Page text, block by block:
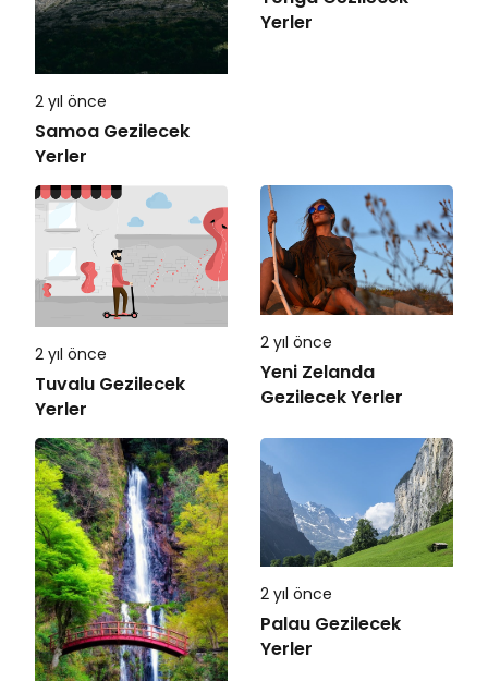
2 yıl önce
Samoa Gezilecek
Yerler
Yerler
2 yıl önce
Tuvalu Gezilecek
Yerler
2 yıl önce
Yeni Zelanda
Gezilecek Yerler
2 yıl önce
Palau Gezilecek
Yerler